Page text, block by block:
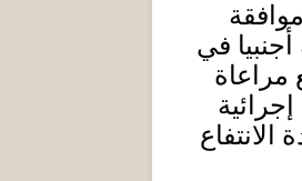
في
مراعاة
الانتفاع